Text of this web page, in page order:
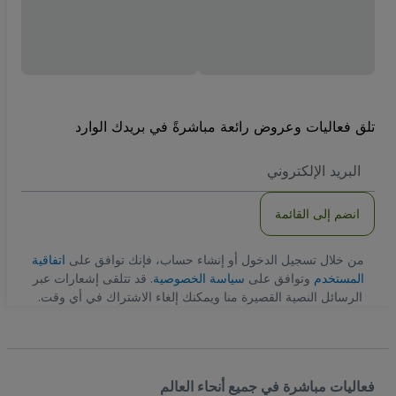
تلق فعاليات وعروض رائعة مباشرةً في بريدك الوارد
الاكتروني
انضم إلى القائمة
من خلال تسجيل الدخول أو إنشاء حساب، فإنك توافق على اتفاقية
المستخدم وتوافق على سياسة الخصوصية. قد تتلقى إشعارات عبر
الرسائل النصية القصيرة منا ويمكنك إلغاء الاشتراك في أي وقت.
فعاليات مباشرة في جميع أنحاء العالم